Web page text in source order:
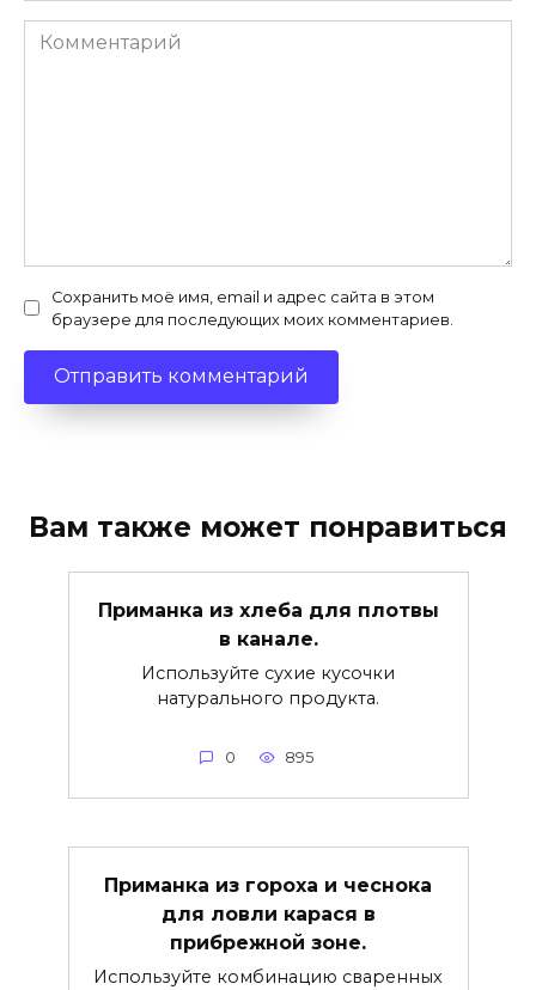
Комментарий
Сохранить моё имя, email и адрес сайта в этом
браузере для последующих моих комментариев.
Вам также может понравиться
Приманка из хлеба для плотвы
в канале.
Используйте сухие кусочки
натурального продукта.
0 895
Приманка из гороха и чеснока
для ловли карася в
прибрежной зоне.
Используйте комбинацию сваренных